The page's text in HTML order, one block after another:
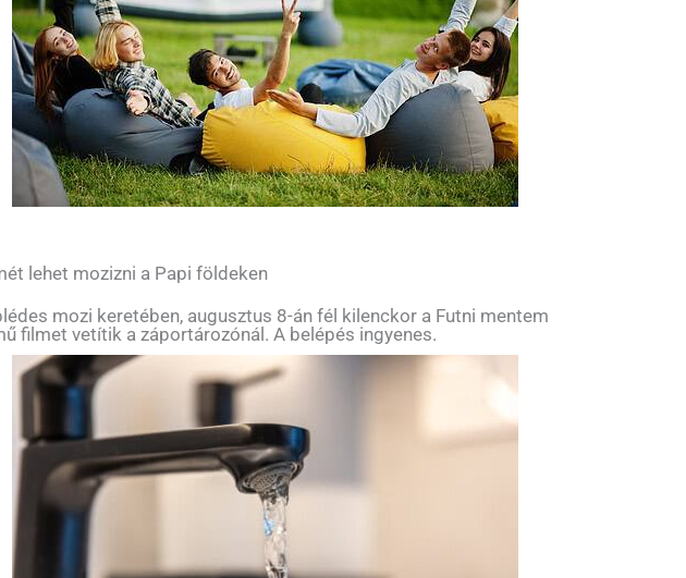
lehet mozizni a Papi földeken
mozi keretében, augusztus 8-án fél kilenckor a Futni mentem
filmet vetítik a záportározónál. A belépés ingyenes.